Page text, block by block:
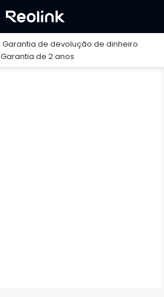
Garantia de devolução de dinheiro
Garantia de 2 anos